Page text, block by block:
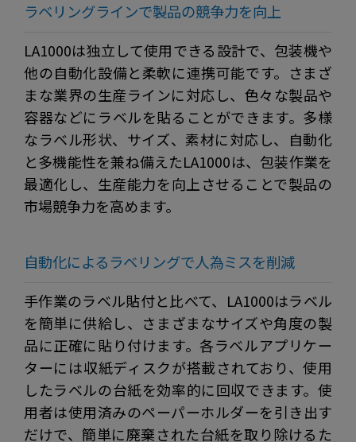
ラベリングラインで製品の競争力を向上
LA1000は独立して使用できる設計で、包装機や
他の自動化設備と柔軟に連携可能です。さまざ
まな業界の生産ラインに対応し、色々な製品や
容器などにラベルを貼ることができます。多様
なラベル形状、サイズ、素材に対応し、自動化
と多機能性を兼ね備えたLA1000は、包装作業を
最適化し、生産能力を向上させることで製品の
市場競争力を高めます。
自動化によるラベリングで人為ミスを削減
手作業のラベル貼付と比べて、LA1000はラベル
を簡単に供給し、さまざまなサイズや角度の製
品に正確に貼り付けます。各ラベルアプリケー
ターには収紙ディスクが搭載されており、使用
したラベルの台紙を効率的に回収できます。使
用者は使用済みのペーパーホルダーを引き出す
だけで、簡単に廃棄された台紙を取り除けるた